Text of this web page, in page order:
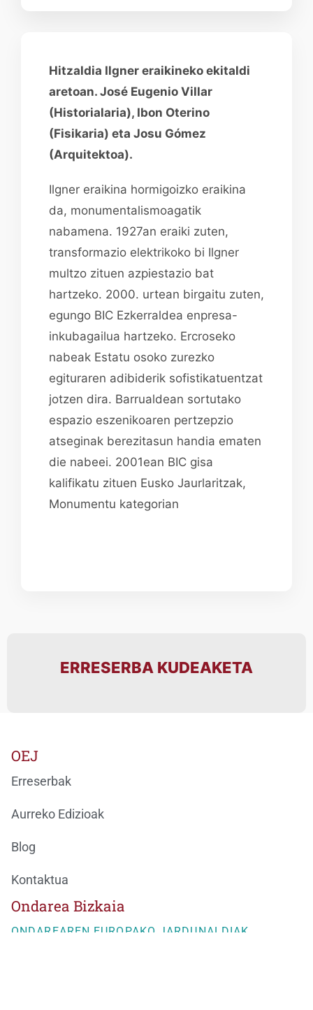
Hitzaldia Ilgner eraikineko ekitaldi
aretoan. José Eugenio Villar
(Historialaria), Ibon Oterino
(Fisikaria) eta Josu Gómez
(Arquitektoa).
Ilgner eraikina hormigoizko eraikina
da, monumentalismoagatik
nabamena. 1927an eraiki zuten,
transformazio elektrikoko bi Ilgner
multzo zituen azpiestazio bat
hartzeko. 2000. urtean birgaitu zuten,
egungo BIC Ezkerraldea enpresa-
inkubagailua hartzeko. Ercroseko
nabeak Estatu osoko zurezko
egituraren adibiderik sofistikatuentzat
jotzen dira. Barrualdean sortutako
espazio eszenikoaren pertzepzio
atseginak berezitasun handia ematen
die nabeei. 2001ean BIC gisa
kalifikatu zituen Eusko Jaurlaritzak,
Monumentu kategorian
ERRESERBA KUDEAKETA
Ondarea Bizkaia
ONDAREAREN EUROPAKO JARDUNALDIAK
OEJ
Erreserbak
Aurreko Edizioak
Blog
Kontaktua